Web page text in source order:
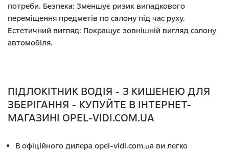
потреби. Безпека: Зменшує ризик випадкового
переміщення предметів по салону під час руху.
Естетичний вигляд: Покращує зовнішній вигляд салону
автомобіля.
ПІДЛОКІТНИК ВОДІЯ - З КИШЕНЕЮ ДЛЯ
ЗБЕРІГАННЯ - КУПУЙТЕ В ІНТЕРНЕТ-
МАГАЗИНІ OPEL-VIDI.COM.UA
В офіційного дилера opel-vidi.com.ua ви легко